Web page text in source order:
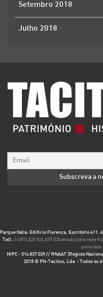
Setembro 2018
Julho 2018
Parque Itália. Edifício Florença. Escritório 411.
Telf.: (+351) 220 924 077 (Chamada para rede
para rede
NIPC - 514 837 039 // RNAAT (Registo
2018 © PH-Tacitus, Lda - Todos os